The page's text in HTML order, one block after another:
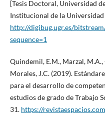
[Tesis Doctoral, Universidad
Institucional de la Universidad
http://digibug.ugr.es/
sequence=1
Quindemil, E.M., Marzal,
Morales, J.C. (2019).
para el desarrollo de
estudios de grado de Trabajo
31. https://